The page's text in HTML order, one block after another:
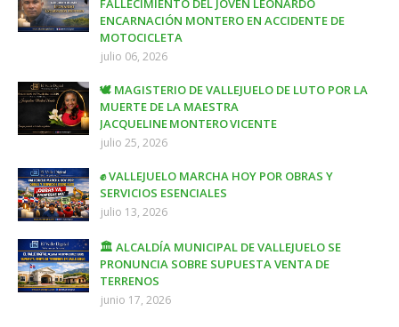
ENCARNACIÓN MONTERO EN ACCIDENTE DE
MOTOCICLETA
julio 06, 2026
🕊️ MAGISTERIO DE VALLEJUELO DE LUTO POR LA
MUERTE DE LA MAESTRA
JACQUELINE MONTERO VICENTE
julio 25, 2026
✊ VALLEJUELO MARCHA HOY POR OBRAS Y
SERVICIOS ESENCIALES
julio 13, 2026
🏛️ ALCALDÍA MUNICIPAL DE VALLEJUELO SE
PRONUNCIA SOBRE SUPUESTA VENTA DE
TERRENOS
junio 17, 2026